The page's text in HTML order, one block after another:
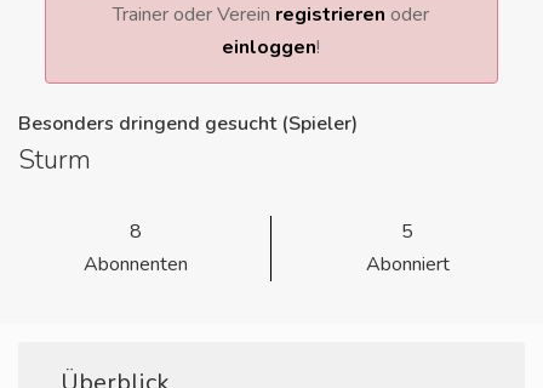
Trainer oder Verein registrieren oder
einloggen!
Besonders dringend gesucht (Spieler)
Sturm
8
Abonnenten
5
Abonniert